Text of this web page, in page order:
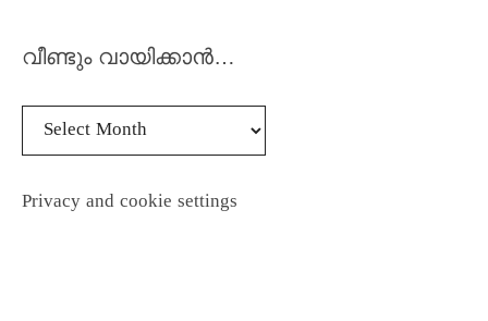
വീണ്ടും വായിക്കാൻ…
Privacy and cookie settings